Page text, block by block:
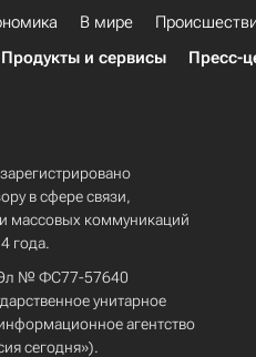
В мире
Продукты и сервисы Пресс-
в сфере связи,
массовых коммуникаций
года.
Эл № ФС77-57640
унитарное
агентство
сегодня»).